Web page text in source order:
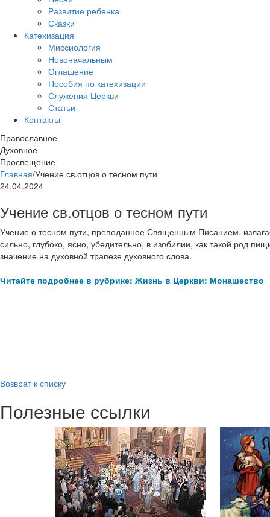
Развитие ребенка
Сказки
Катехизация
Миссиология
Новоначальным
Оглашение
Пособия по катехизации
Служения Церкви
Статьи
Контакты
Православное
Духовное
Просвещение
Главная/Учение св.отцов о тесном пути
24.04.2024
Учение св.отцов о тесном пути
Учение о тесном пути, преподанное Священным Писанием,
сильно, глубоко, ясно, убедительно, в изобилии, как такой род
значение на духовной трапезе духовного слова.
Читайте подробнее в рубрике: Жизнь в Церкви: Монашество
Возврат к списку
Полезные ссылки